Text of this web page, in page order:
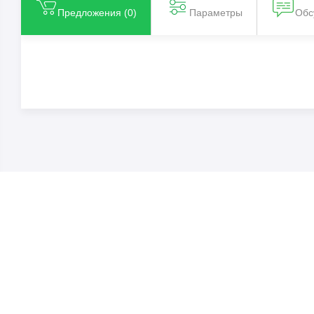
Предложения (0) Параметры